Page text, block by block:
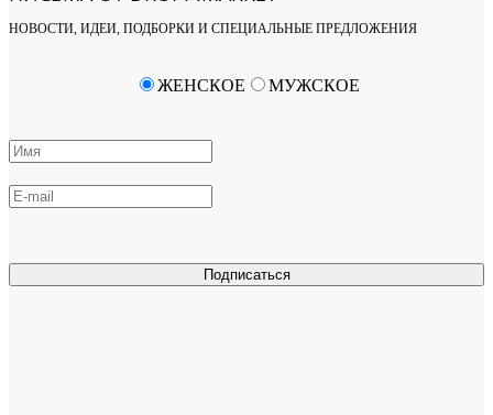
НОВОСТИ, ИДЕИ, ПОДБОРКИ И СПЕЦИАЛЬНЫЕ ПРЕДЛОЖЕНИЯ
Подписаться
ЖЕНСКОЕ МУЖСКОЕ